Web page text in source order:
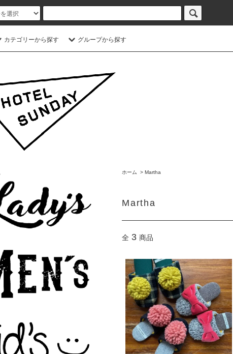
カテゴリーから探す グループから探す
ホーム > Martha
Martha
全 3 商品